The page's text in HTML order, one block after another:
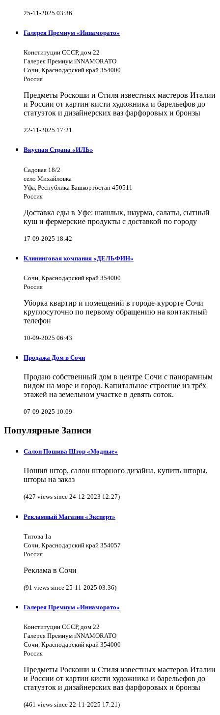
25-11-2025 03:36
Галерея Премиум «Иннаморато»
Конституции СССР, дом 22
Галерея Премиум iNNAMORATO
Сочи, Краснодарский край 354000
Россия
Предметы Роскоши и Стиля известных мастеров Италии
и России от картин кисти художника и барельефов до
статуэток и дизайнерских ваз фарфоровых и бронзы
22-11-2025 17:21
Вкусная Страна «ИЛЬ»
Садовая 18/2
село Михайловка
Уфа, Республика Башкортостан 450511
Россия
Доставка еды в Уфе: шашлык, шаурма, салаты, сытный
куш и фермерские продукты с доставкой по городу
17-09-2025 18:42
Клининговая компания «ДЕЛЬФИН»
Сочи, Краснодарский край 354000
Россия
Уборка квартир и помещений в городе-курорте Сочи
круглосуточно по первому обращению на контактный
телефон
10-09-2025 06:43
Продажа Дом в Сочи
Продаю собственный дом в центре Сочи с панорамным
видом на море и город. Капитальное строение из трёх
этажей на земельном участке в девять соток.
07-09-2025 10:09
Популярные Записи
Салон Пошива Штор «Модные»
Пошив штор, салон шторного дизайна, купить шторы,
шторы на заказ
(427 views since 24-12-2023 12:27)
Рекламный Магазин «Эксперт»
Титова 1а
Сочи, Краснодарский край 354057
Россия
Реклама в Сочи
(91 views since 25-11-2025 03:36)
Галерея Премиум «Иннаморато»
Конституции СССР, дом 22
Галерея Премиум iNNAMORATO
Сочи, Краснодарский край 354000
Россия
Предметы Роскоши и Стиля известных мастеров Италии
и России от картин кисти художника и барельефов до
статуэток и дизайнерских ваз фарфоровых и бронзы
(461 views since 22-11-2025 17:21)